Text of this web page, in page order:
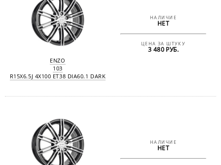
ENZO
103
R15X6.5J 4X100 ET38 DIA60.1 DARK
НАЛИЧИЕ
НЕТ
ЦЕНА ЗА ШТУКУ
3 480 РУБ.
НАЛИЧИЕ
НЕТ